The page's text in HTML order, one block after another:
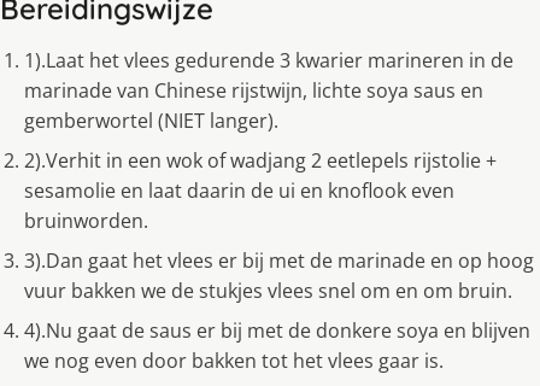
Bereidingswijze
1).Laat het vlees gedurende 3 kwarier marineren in de
marinade van Chinese rijstwijn, lichte soya saus en
gemberwortel (NIET langer).
2).Verhit in een wok of wadjang 2 eetlepels rijstolie +
sesamolie en laat daarin de ui en knoflook even
bruinworden.
3).Dan gaat het vlees er bij met de marinade en op hoog
vuur bakken we de stukjes vlees snel om en om bruin.
4).Nu gaat de saus er bij met de donkere soya en blijven
we nog even door bakken tot het vlees gaar is.